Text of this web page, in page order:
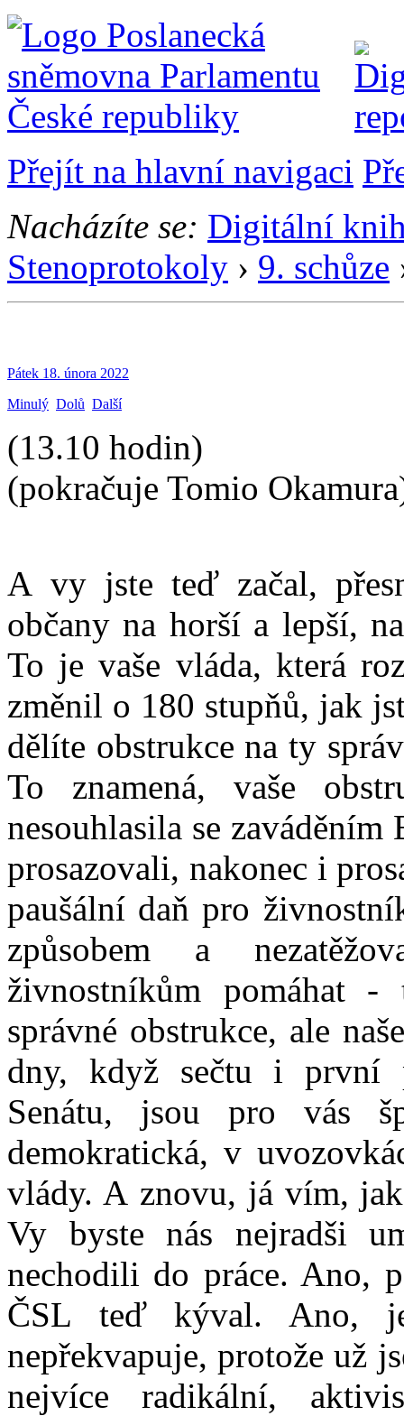
Přejít na hlavní navigaci
Nacházíte se: Digitální
Stenoprotokoly › 9. schůze
Pátek 18. února 2022
Minulý Dolů Další
(13.10 hodin)
(pokračuje Tomio
A vy jste teď začal,
občany na horší a lepší,
To je vaše vláda, která
změnil o 180 stupňů, jak
dělíte obstrukce na ty
To znamená, vaše
nesouhlasila se
prosazovali, nakonec i
paušální daň pro
způsobem a
živnostníkům pomáhat
správné obstrukce, ale
dny, když sečtu i první
Senátu, jsou pro vás
demokratická, v
vlády. A znovu, já vím,
Vy byste nás nejradši
nechodili do práce. Ano,
ČSL teď kýval. Ano,
nepřekvapuje, protože už
nejvíce radikální,